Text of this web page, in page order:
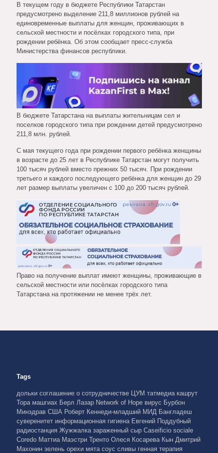
В текущем году в бюджете Республики Татарстан
предусмотрено выделение 211,8 миллионов рублей на
единовременные выплаты для женщин, проживающих в
сельской местности и посёлках городского типа, при
рождении ребёнка. Об этом сообщает пресс-служба
Министерства финансов республики.
В бюджете Татарстана на выплаты жительницам сел и
поселков городского типа при рождении детей предусмотрено
211,8 млн. рублей.
С мая текущего года при рождении первого ребёнка женщины
в возрасте до 25 лет в Республике Татарстан могут получить
100 тысяч рублей вместо прежних 50 тысяч. При рождении
третьего и каждого последующего ребёнка для женщин до 29
лет размер выплаты увеличен с 100 до 200 тысяч рублей.
Право на получение выплат имеют женщины, проживающие в
сельской местности или посёлках городского типа
Татарстана на протяжении не менее трёх лет.
Tags
дольки соглашение о сотрудничестве ЦУМ татмедиа кашрут
Тора машгиах Берл Лазар Network of Hope вирус Бурбон
Минздрав США Роберт Кеннеди-младший МИД Бангладеш
суверенитет информационная гигиена Евгений Поддубный
радиостанция Жужжалка зараженный сыр Caseificio sociale
Coredo Маттиа Маэстри Тренто Олеся Косарева Кын Дмитрий
Махонин зелень орехи мята соус сливы генная терапия